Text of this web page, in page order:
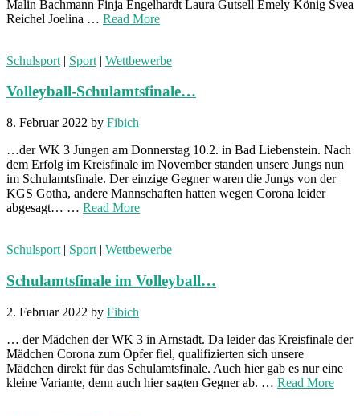
Malin Bachmann Finja Engelhardt Laura Gutsell Emely König Svea
Reichel Joelina … Read More
Schulsport | Sport | Wettbewerbe
Volleyball-Schulamtsfinale…
8. Februar 2022 by Fibich
…der WK 3 Jungen am Donnerstag 10.2. in Bad Liebenstein. Nach
dem Erfolg im Kreisfinale im November standen unsere Jungs nun
im Schulamtsfinale. Der einzige Gegner waren die Jungs von der
KGS Gotha, andere Mannschaften hatten wegen Corona leider
abgesagt… … Read More
Schulsport | Sport | Wettbewerbe
Schulamtsfinale im Volleyball…
2. Februar 2022 by Fibich
… der Mädchen der WK 3 in Arnstadt. Da leider das Kreisfinale der
Mädchen Corona zum Opfer fiel, qualifizierten sich unsere
Mädchen direkt für das Schulamtsfinale. Auch hier gab es nur eine
kleine Variante, denn auch hier sagten Gegner ab. … Read More